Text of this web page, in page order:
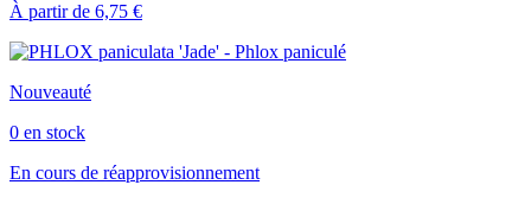
À partir de 6,75 €
Nouveauté
0 en stock
En cours de réapprovisionnement